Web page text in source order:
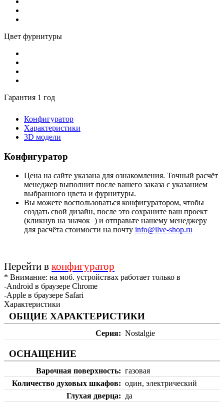
Цвет фурнитуры
Гарантия 1 год
Конфигуратор
Характеристики
3D модели
Конфигуратор
Цена на сайте указана для ознакомления. Точный расчёт
менеджер выполнит после вашего заказа с указанием
выбранного цвета и фурнитуры.
Вы можете воспользоваться конфигуратором, чтобы
создать свой дизайн, после это сохраните ваш проект
(кликнув на значок ) и отправьте нашему менеджеру
для расчёта стоимости на почту info@ilve-shop.ru
Перейти в конфигуратор
* Внимание: на моб. устройствах работает только в
-Android в браузере Chrome
-Apple в браузере Safari
Характеристики
ОБЩИЕ ХАРАКТЕРИСТИКИ
Серия Nostalgie
ОСНАЩЕНИЕ
Варочная поверхность
газовая
Количество духовых шкафов
один, электрический
Глухая дверца
да